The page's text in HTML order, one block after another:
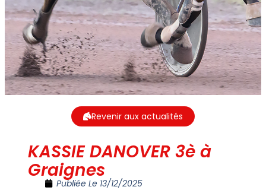
Revenir aux actualités
KASSIE DANOVER 3è à
Graignes
Publiée Le 13/12/2025